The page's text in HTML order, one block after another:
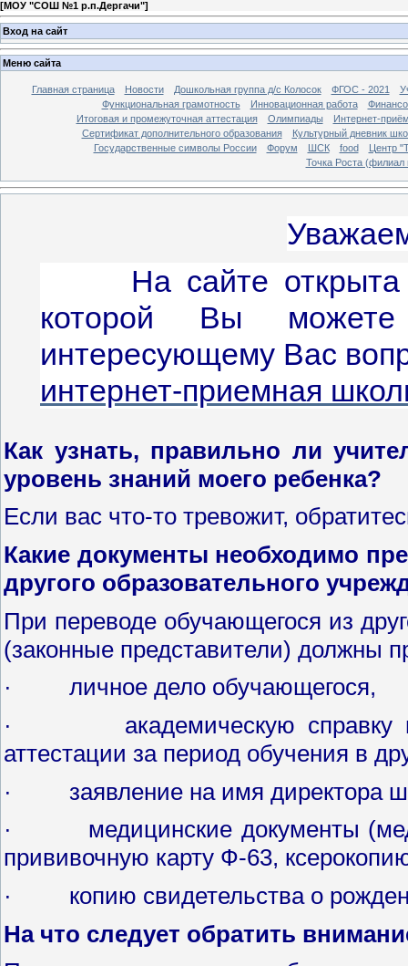
[МОУ "СОШ №1 р.п.Дергачи"]
Вход на сайт
Меню сайта
Главная страница Новости Дошкольная группа д/с Колосок ФГОС - 2021
Функциональная грамотность
Инновационная работа
Итоговая и промежуточная аттестация
Олимпиады
Интернет-
Сертификат дополнительного образования
Культурный дневник
Государственные символы России
Форум ШСК food
Центр
Точка Роста (филиал
На сайте открыта
которой Вы
интересующему Вас
интернет-приемная
Как узнать, правильно ли
уровень знаний моего ребенка?
Если вас что-то тревожит,
Какие документы необходимо
другого образовательного
При переводе обучающегося из
(законные представители) должны
· личное дело обучающегося,
· академическую справку по
аттестации за период обучения в
· заявление на имя директора
· медицинские документы
прививочную карту Ф-63,
· копию свидетельства о
На что следует обратить